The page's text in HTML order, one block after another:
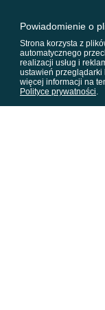
Powiadomienie o
Strona korzysta z
automatycznego
realizacji usług i
ustawień
więcej informacji na
Polityce prywatności.